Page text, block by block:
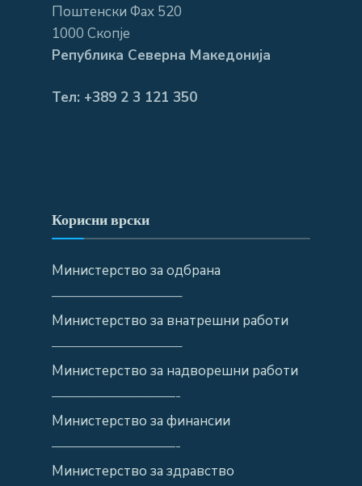
Поштенски Фах 520
1000 Скопје
Република Северна Македонија
Тел: +389 2 3 121 350
Корисни врски
Министерство за одбрана
—————————–
Министерство за внатрешни работи
—————————–
Министерство за надворешни работи
—————————-
Министерство за финансии
—————————-
Министерство за здравство